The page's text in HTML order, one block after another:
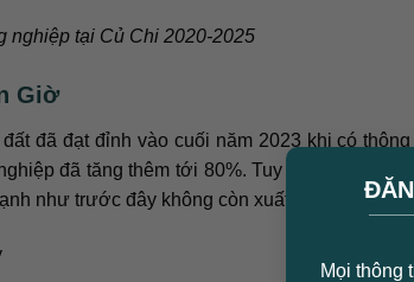
Mọi thông
nghiệp tại Củ Chi 2020-2025
Giờ
đã đạt đỉnh vào cuối năm 2023 khi có
đã tăng thêm tới 80%. Tuy nhiên, sau
như trước đây không còn xuất hiện.